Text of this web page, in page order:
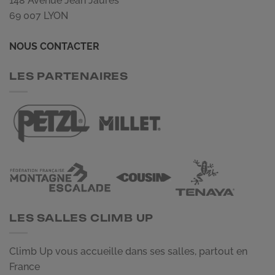
69 007 LYON
NOUS CONTACTER
LES PARTENAIRES
LES SALLES CLIMB UP
Climb Up vous accueille dans ses salles, partout en
France